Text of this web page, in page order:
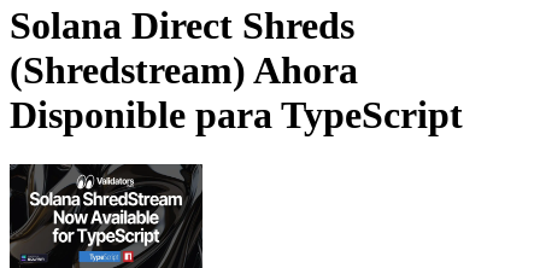
Solana Direct Shreds
(Shredstream) Ahora
Disponible para TypeScript